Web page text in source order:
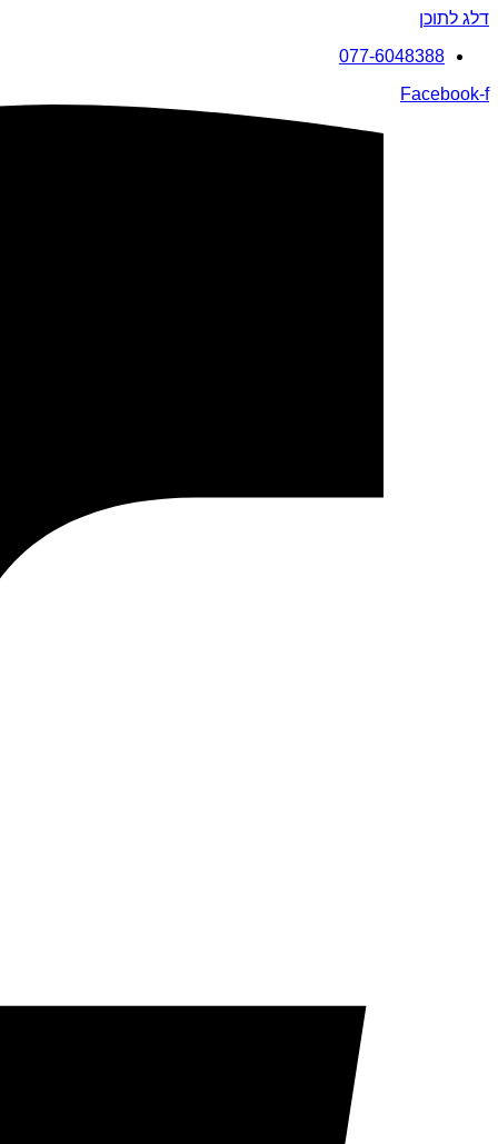
דלג לתוכן
077-6048388
Facebook-f